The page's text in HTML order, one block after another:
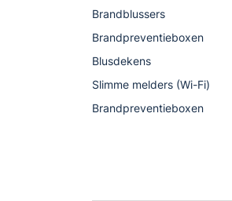
Brandblussers
Brandpreventieboxen
Blusdekens
Slimme melders (Wi-Fi)
Brandpreventieboxen